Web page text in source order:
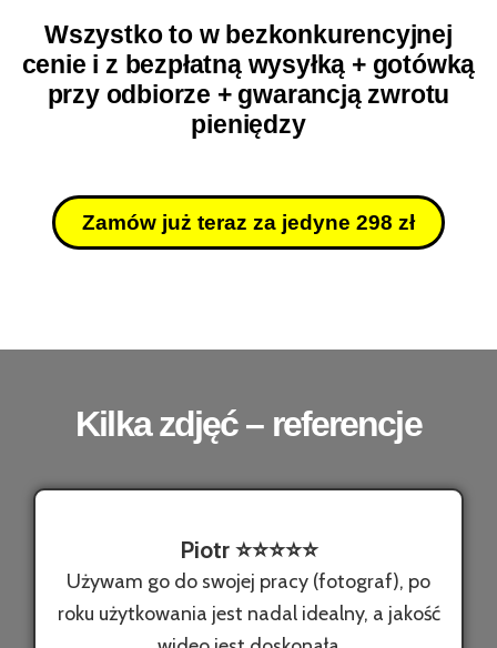
Wszystko to w bezkonkurencyjnej
cenie i z bezpłatną wysyłką + gotówką
przy odbiorze + gwarancją zwrotu
pieniędzy
Zamów już teraz za jedyne 298 zł
Kilka zdjęć – referencje
Piotr ⭐️⭐️⭐️⭐️⭐️
Używam go do swojej pracy (fotograf), po
roku użytkowania jest nadal idealny, a jakość